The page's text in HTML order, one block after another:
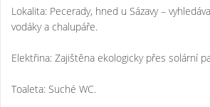
Lokalita: Pecerady, hned u Sázavy –
vodáky a chalupáře.
Elektřina: Zajištěna ekologicky přes solární
Toaleta: Suché WC.